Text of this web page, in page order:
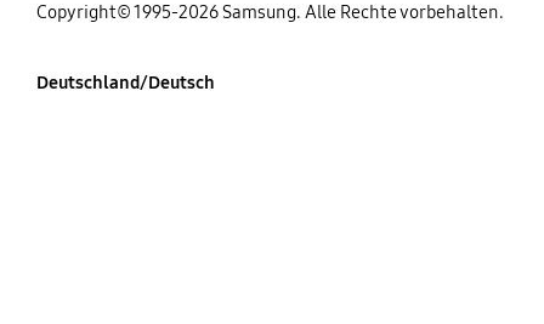
Copyright© 1995-2026 Samsung. Alle Rechte vorbehalten.
Deutschland/Deutsch